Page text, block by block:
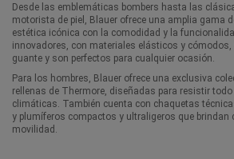
Desde las emblemáticas bombers hasta las
motorista de piel, Blauer ofrece una amplia gama
estética icónica con la comodidad y la
innovadores, con materiales elásticos y
guante y son perfectos para cualquier ocasión.
Para los hombres, Blauer ofrece una exclusiva
rellenas de Thermore, diseñadas para resistir
climáticas. También cuenta con chaquetas
y plumíferos compactos y ultraligeros que brindan
movilidad.